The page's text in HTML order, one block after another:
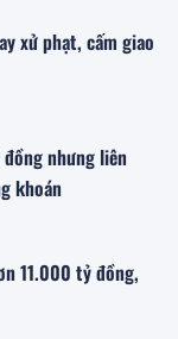
xử phạt, cấm giao
nhưng liên
khoán
11.000 tỷ đồng,